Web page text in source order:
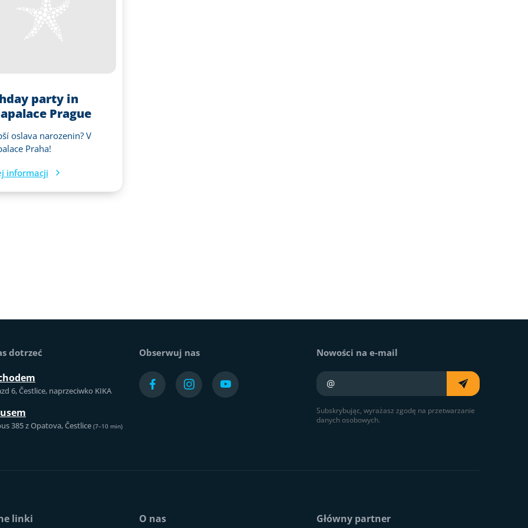
party in
Prague
oslava narozenin? V
Praha!
informacji
dotrzeć
6, Čestlice, naprzeciwko KIKA
385 z Opatova, Čestlice (7–10 min)
Obserwuj nas Nowości na e-mail
Twój e-mail
Subskrybując, wyrażasz zgodę na przetwarzanie
danych osobowych.
linki O nas Główny partner